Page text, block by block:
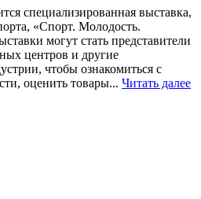
специализированная выставка,
«Спорт. Молодость.
могут стать представители
центров и другие
чтобы ознакомиться с
оценить товары... Читать далее